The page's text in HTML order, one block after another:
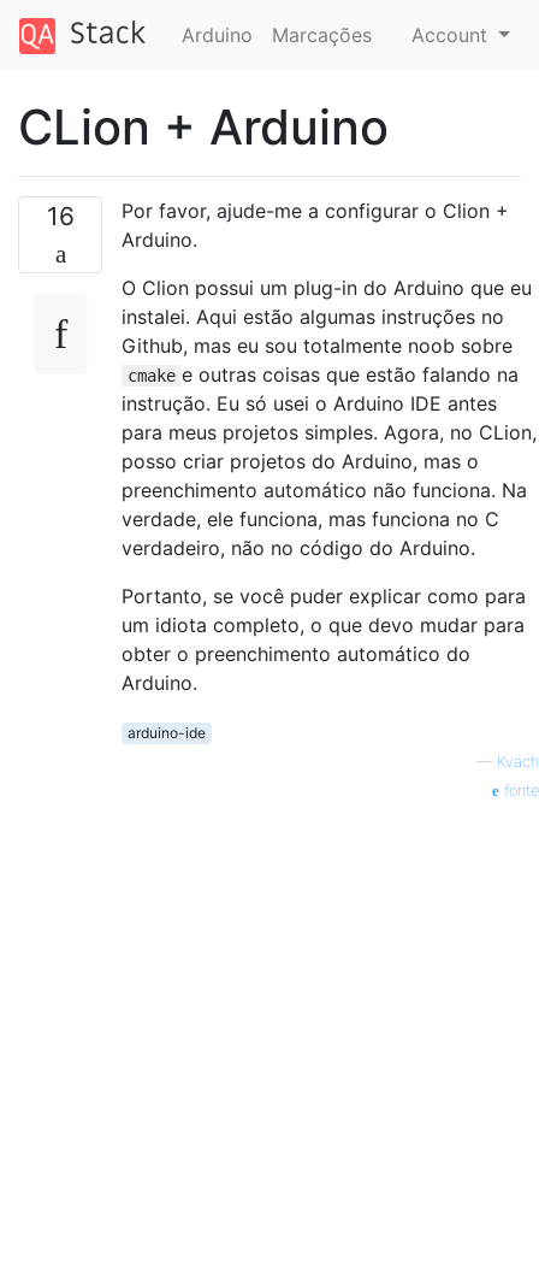
Arduino Marcações Account
CLion + Arduino
16
Por favor, ajude-me a configurar o Clion +
Arduino.
O Clion possui um plug-in do Arduino que eu
instalei. Aqui estão algumas instruções no
Github, mas eu sou totalmente noob sobre
cmake e outras coisas que estão falando na
instrução. Eu só usei o Arduino IDE antes
para meus projetos simples. Agora, no CLion,
posso criar projetos do Arduino, mas o
preenchimento automático não funciona. Na
verdade, ele funciona, mas funciona no C
verdadeiro, não no código do Arduino.
Portanto, se você puder explicar como para
um idiota completo, o que devo mudar para
obter o preenchimento automático do
Arduino.
arduino-ide
— Kvach
fonte